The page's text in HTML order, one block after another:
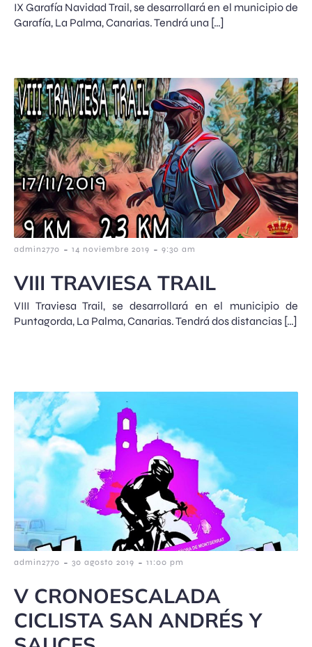
IX Garafía Navidad Trail, se desarrollará en el municipio de
Garafía, La Palma, Canarias. Tendrá una […]
admin2770 - 14 noviembre 2019 - 9:30 am
VIII TRAVIESA TRAIL
VIII Traviesa Trail, se desarrollará en el municipio de
Puntagorda, La Palma, Canarias. Tendrá dos distancias […]
admin2770 - 30 agosto 2019 - 11:00 pm
V CRONOESCALADA
CICLISTA SAN ANDRÉS Y